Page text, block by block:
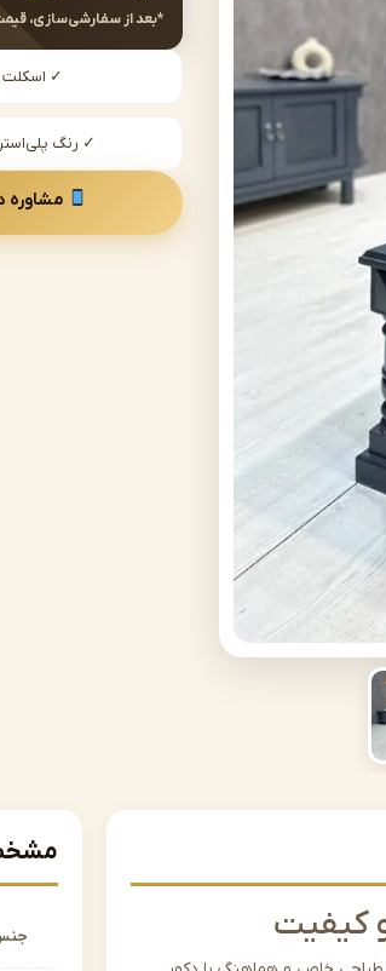
*بعد از سفارشی‌سازی،
✓
✓ رنگ
مشاوره
کیفیت